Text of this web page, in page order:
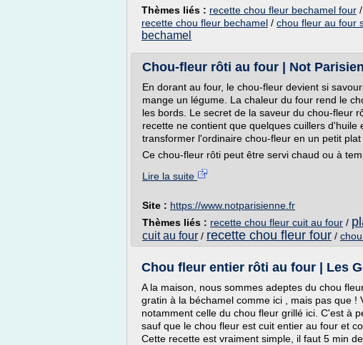
Thèmes liés : recette chou fleur bechamel four /
recette chou fleur bechamel / chou fleur au four
bechamel
Chou-fleur rôti au four | Not
En dorant au four, le chou-fleur devient si
mange un légume. La chaleur du four rend le
les bords. Le secret de la saveur du chou-fleur
recette ne contient que quelques cuillers d'huile
transformer l'ordinaire chou-fleur en un petit
Ce chou-fleur rôti peut être servi chaud ou à
Lire la suite
Site : https://www.notparisienne.fr
Thèmes liés : recette chou fleur cuit au four /
cuit au four / recette chou fleur four /
Chou fleur entier rôti au four | Les
A la maison, nous sommes adeptes du chou
gratin à la béchamel comme ici , mais pas que
notamment celle du chou fleur grillé ici. C'est à
sauf que le chou fleur est cuit entier au four et
Cette recette est vraiment simple, il faut 5 min